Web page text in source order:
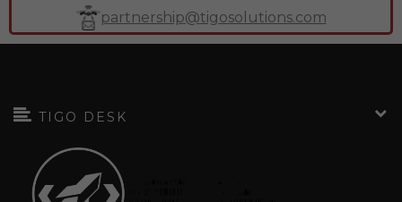
partnership@tigosolutions.com
TIGO DESK